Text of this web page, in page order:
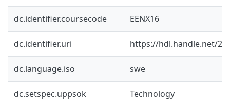
dc.identifier.coursecode EENX16
dc.identifier.uri https://hdl.handle.net/
dc.language.iso swe
dc.setspec.uppsok Technology